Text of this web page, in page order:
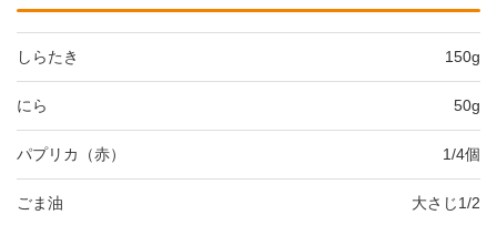
しらたき 150g
にら 50g
パプリカ（赤） 1/4個
ごま油 大さじ1/2